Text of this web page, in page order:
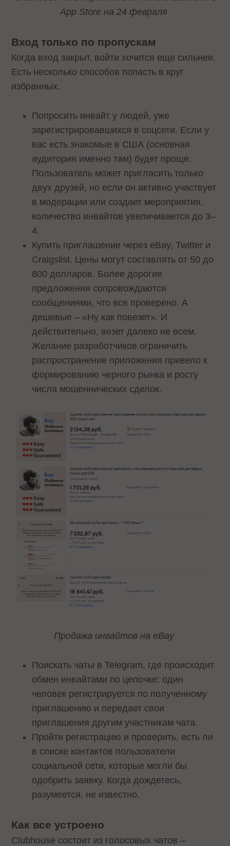
App Store на 24 февраля
Вход только по пропускам
Когда вход закрыт, войти хочется еще сильнее.
Есть несколько способов попасть в круг
избранных.
Попросить инвайт у людей, уже
зарегистрировавшихся в соцсети. Если у
вас есть знакомые в США (основная
аудитория именно там) будет проще.
Пользователь может пригласить только
двух друзей, но если он активно участвует
в модерации или создает мероприятия,
количество инвайтов увеличивается до 3–
4.
Купить приглашение через eBay, Twitter и
Craigslist. Цены могут составлять от 50 до
800 долларов. Более дорогие
предложения сопровождаются
сообщениями, что все проверено. А
дешевые – «Ну как повезет». И
действительно, везет далеко не всем.
Желание разработчиков ограничить
распространение приложения привело к
формированию черного рынка и росту
числа мошеннических сделок.
Продажа инвайтов на eBay
Поискать чаты в Telegram, где происходит
обмен инвайтами по цепочке: один
человек регистрируется по полученному
приглашению и передает свои
приглашения другим участникам чата.
Пройти регистрацию и проверить, есть ли
в списке контактов пользователи
социальной сети, которые могли бы
одобрить заявку. Когда дождетесь,
разумеется, не известно.
Как все устроено
Clubhouse состоит из голосовых чатов –